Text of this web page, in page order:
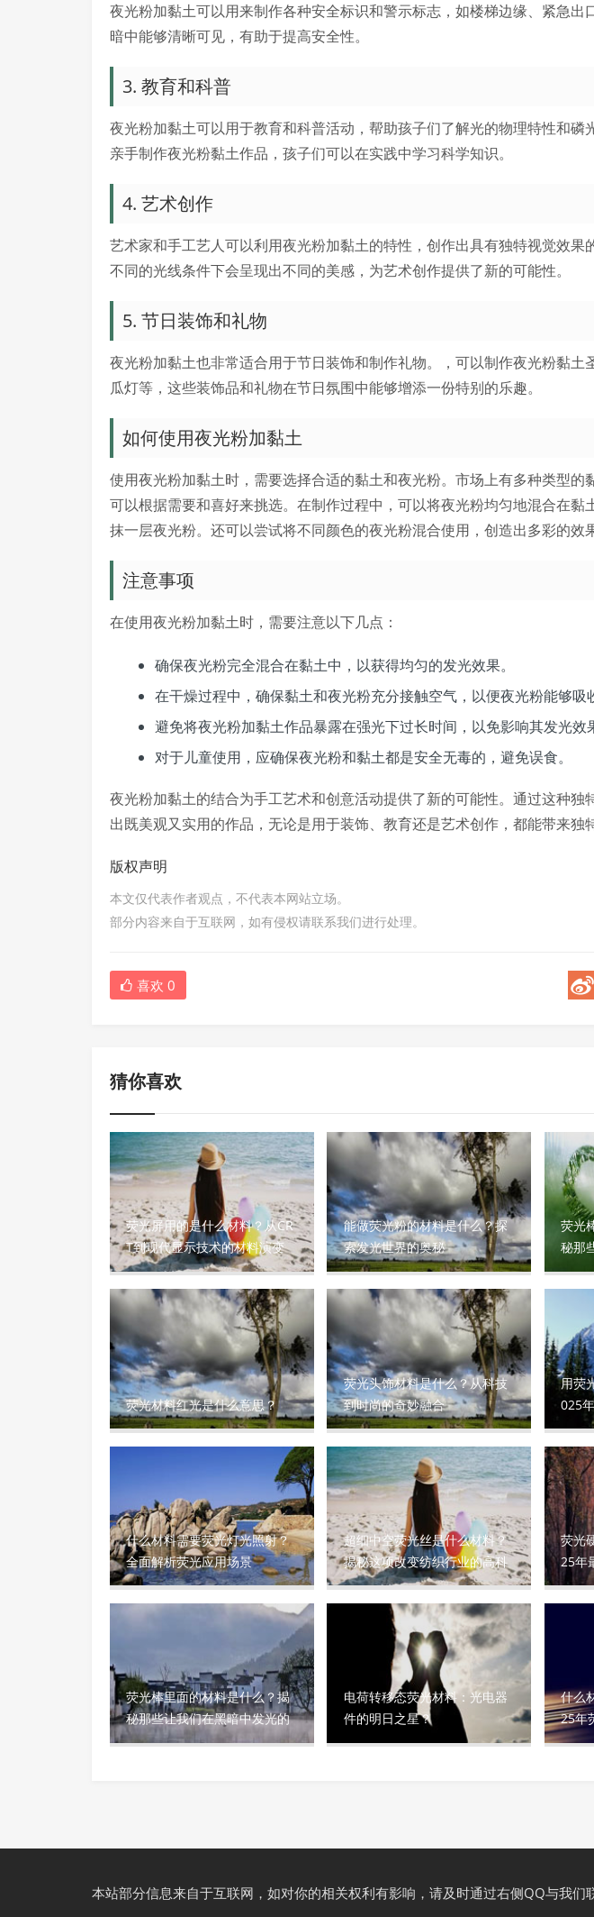
夜光粉加黏土可以用来制作各种安全标识和警示标志，如楼梯边缘、紧急出
暗中能够清晰可见，有助于提高安全性。
3. 教育和科普
夜光粉加黏土可以用于教育和科普活动，帮助孩子们了解光的物理特性和磷
亲手制作夜光粉黏土作品，孩子们可以在实践中学习科学知识。
4. 艺术创作
艺术家和手工艺人可以利用夜光粉加黏土的特性，创作出具有独特视觉效果
不同的光线条件下会呈现出不同的美感，为艺术创作提供了新的可能性。
5. 节日装饰和礼物
夜光粉加黏土也非常适合用于节日装饰和制作礼物。，可以制作夜光粉黏土
瓜灯等，这些装饰品和礼物在节日氛围中能够增添一份特别的乐趣。
如何使用夜光粉加黏土
使用夜光粉加黏土时，需要选择合适的黏土和夜光粉。市场上有多种类型的
可以根据需要和喜好来挑选。在制作过程中，可以将夜光粉均匀地混合在黏
抹一层夜光粉。还可以尝试将不同颜色的夜光粉混合使用，创造出多彩的效果
注意事项
在使用夜光粉加黏土时，需要注意以下几点：
确保夜光粉完全混合在黏土中，以获得均匀的发光效果。
在干燥过程中，确保黏土和夜光粉充分接触空气，以便夜光粉能够吸
避免将夜光粉加黏土作品暴露在强光下过长时间，以免影响其发光效
对于儿童使用，应确保夜光粉和黏土都是安全无毒的，避免误食。
夜光粉加黏土的结合为手工艺术和创意活动提供了新的可能性。通过这种独
出既美观又实用的作品，无论是用于装饰、教育还是艺术创作，都能带来独
版权声明
本文仅代表作者观点，不代表本网站立场。
部分内容来自于互联网，如有侵权请联系我们进行处理。
喜欢 0
猜你喜欢
荧光屏用的是什么材料？从CR
T到现代显示技术的材料演变
能做荧光粉的材料是什么？探
索发光世界的奥秘
荧光
秘那
神奇
荧光材料红光是什么意思？
荧光头饰材料是什么？从科技
到时尚的奇妙融合
用荧
025
析
什么材料需要荧光灯光照射？
全面解析荧光应用场景
超细中空荧光丝是什么材料？
揭秘这项改变纺织行业的高科
技材料
荧光
25年
荧光棒里面的材料是什么？揭
秘那些让我们在黑暗中发光的
化学秘密
电荷转移态荧光材料：光电器
件的明日之星？
什么
25年
本站部分信息来自于互联网，如对你的相关权利有影响，请及时通过右侧QQ与我们